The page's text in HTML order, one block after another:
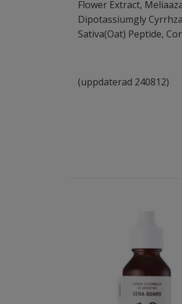
Flower Extract,
Dipotassiumgly
Sativa(Oat) Peptide,
(uppdaterad 240812)